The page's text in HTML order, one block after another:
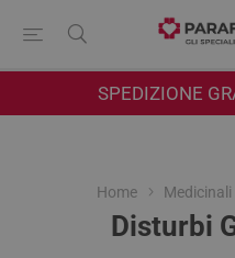
SPEDIZIONE
Home Medicinali
Disturbi